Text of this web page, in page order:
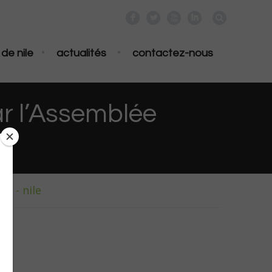
nile actualités contactez-nous
l’Assemblée
- nile